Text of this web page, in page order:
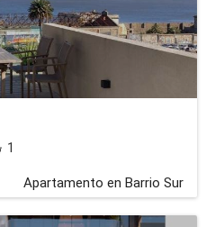
1
Apartamento en Barrio Sur